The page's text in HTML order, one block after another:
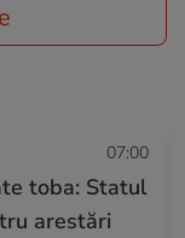
07:00
toba: Statul
arestări